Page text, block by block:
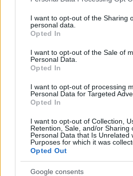
not limited to your visit or usage
grant or deny consent to Google and
use your data for below specified
consent section.
I want to opt-out of the Sharing
personal data.
Opted In
I want to opt-out of the Sale of
Personal Data.
Opted In
I want to opt-out of processing
Personal Data for Targeted
Opted In
I want to opt-out of Collection,
Retention, Sale, and/or Sharing
Personal Data that Is Unrelated
Purposes for which it was
Opted Out
Google consents
Condividi l'articolo
F
a
ce
b
o
o
k
T
it
te
r
Pi
te
st
at
A
p
p
a
Articolo
NOTIZIE RECENTI